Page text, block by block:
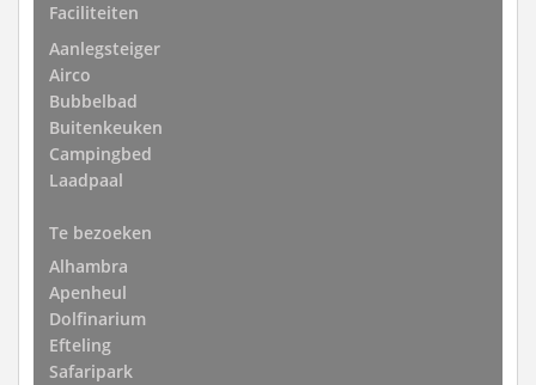
Faciliteiten
Aanlegsteiger
Airco
Bubbelbad
Buitenkeuken
Campingbed
Laadpaal
Te bezoeken
Alhambra
Apenheul
Dolfinarium
Efteling
Safaripark